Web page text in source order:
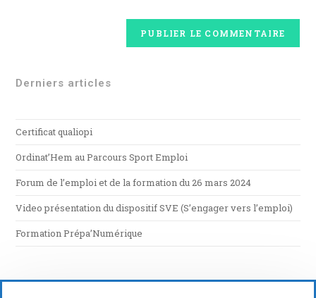
Derniers articles
Certificat qualiopi
Ordinat’Hem au Parcours Sport Emploi
Forum de l’emploi et de la formation du 26 mars 2024
Video présentation du dispositif SVE (S’engager vers l’emploi)
Formation Prépa’Numérique